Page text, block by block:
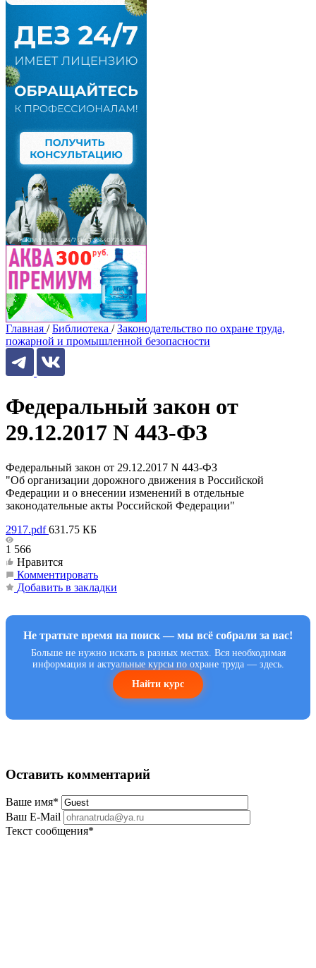
Главная / Библиотека / Законодательство по охране труда,
пожарной и промышленной безопасности
Федеральный закон от
29.12.2017 N 443-ФЗ
Федеральный закон от 29.12.2017 N 443-ФЗ
"Об организации дорожного движения в Российской
Федерации и о внесении изменений в отдельные
законодательные акты Российской Федерации"
2917.pdf631.75 КБ
1 566
Нравится
Комментировать
Добавить в закладки
Не тратьте время на поиск — мы всё собрали за вас!
Больше не нужно искать в разных местах. Вся необходимая
информация и актуальные курсы по охране труда — здесь.
Найти курс
Оставить комментарий
Ваше имя*
Ваш E-Mail
Текст сообщения*